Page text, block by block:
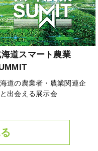
道スマート農業
道の農業者・農業関連企
出会える展示会